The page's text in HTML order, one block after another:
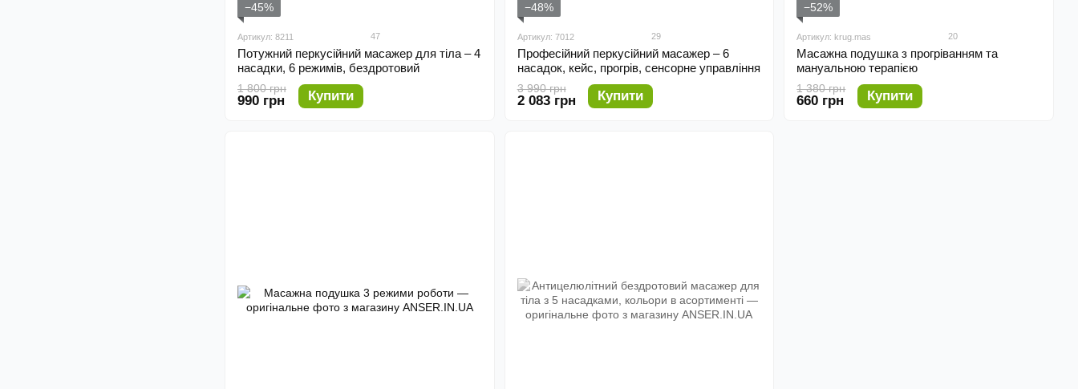
−45%
Артикул: 8211 47
Потужний перкусійний масажер для тіла – 4
насадки, 6 режимів, бездротовий
1 800 грн
990 грн Купити
−48%
Артикул: 7012 29
Професійний перкусійний масажер – 6
насадок, кейс, прогрів, сенсорне управління
3 990 грн
2 083 грн Купити
−52%
Артикул: krug.mas 20
Масажна подушка з прогріванням та
мануальною терапією
1 380 грн
660 грн Купити